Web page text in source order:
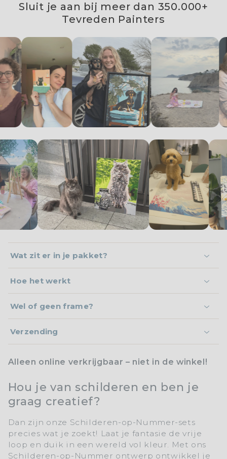
Sluit je aan bij meer dan 350.000+
Tevreden Painters
Wat zit er in je pakket?
Hoe het werkt
Wel of geen frame?
Verzending
Alleen online verkrijgbaar – niet in de winkel!
Hou je van schilderen en ben je
graag creatief?
Dan zijn onze Schilderen-op-Nummer-sets
precies wat je zoekt! Laat je fantasie de vrije
loop en duik in een wereld vol kleur. Met ons
Schilderen-op-Nummer ontwerp ontwikkel je